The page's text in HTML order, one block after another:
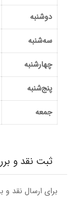
دوشنبه
سه‌شنبه
چهارشنبه
پنج‌شنبه
جمعه
ثبت نقد و
برای ارسال نقد و